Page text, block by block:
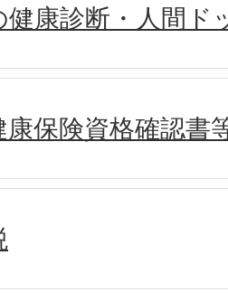
健康診断・人間ド
康保険資格確認書